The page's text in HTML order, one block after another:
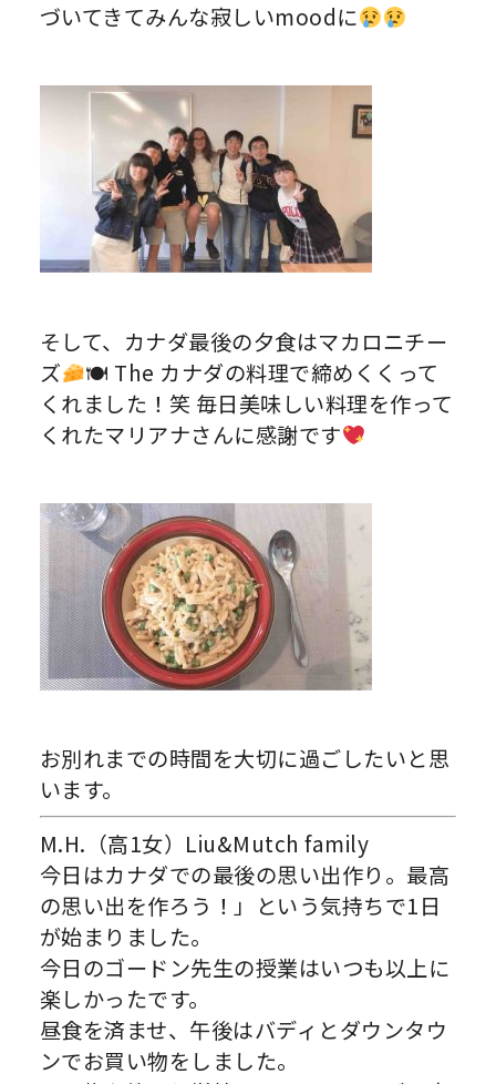
づいてきてみんな寂しいmoodに
そして、カナダ最後の夕食はマカロニチー
ズ
🍽 The カナダの料理で締めくくって
くれました！笑 毎日美味しい料理を作って
くれたマリアナさんに感謝です
お別れまでの時間を大切に過ごしたいと思
います。
M.H.（高1女）Liu&Mutch family
今日はカナダでの最後の思い出作り。最高
の思い出を作ろう！」
という気持ちで1日
が始まりました。
今日のゴードン先生の授業はいつも以上に
楽しかったです。
昼食を済ませ、 午後はバディとダウンタウ
ンでお買い物をしました。